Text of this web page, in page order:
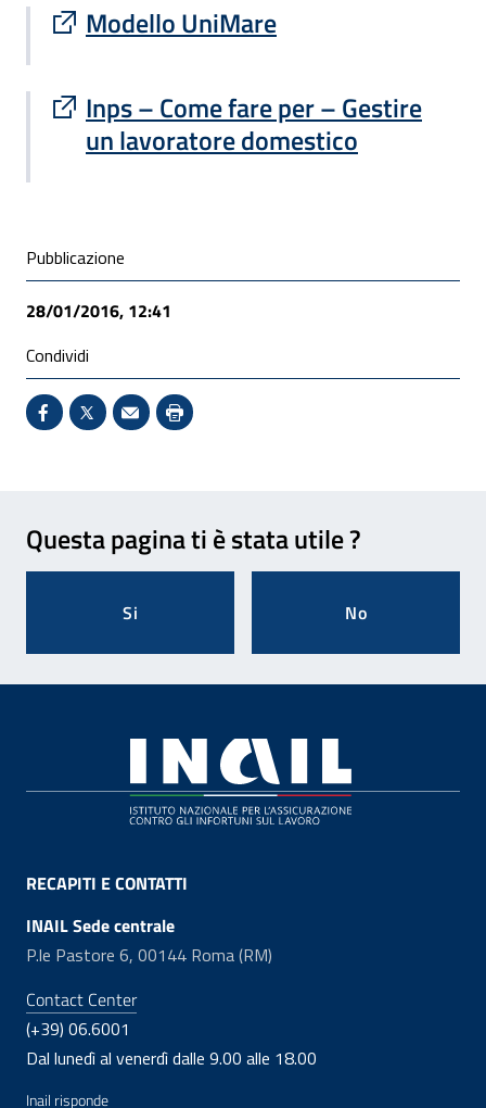
Modello UniMare
Sito esterno : apre una nuova finestra
Inps – Come fare per – Gestire
un lavoratore domestico
Sito esterno : apre una nuova finestra
Condivisione social
Pubblicazione
28/01/2016, 12:41
Condividi
Condividi su Facebook - Sito esterno - Apertura in
X - Sito esterno - Apertura in nuova finestra
Invio Mail: apre il programma di posta
Stampa pagina: scelta meno
Questa pagina ti è stata utile ?
Si No
RECAPITI E CONTATTI
INAIL Sede centrale
P.le Pastore 6, 00144 Roma (RM)
Contact Center
(+39) 06.6001
Dal lunedì al venerdì dalle 9.00 alle 18.00
Inail risponde